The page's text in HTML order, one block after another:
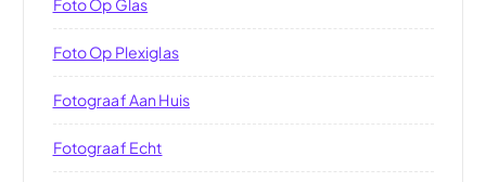
Foto Op Glas
Foto Op Plexiglas
Fotograaf Aan Huis
Fotograaf Echt